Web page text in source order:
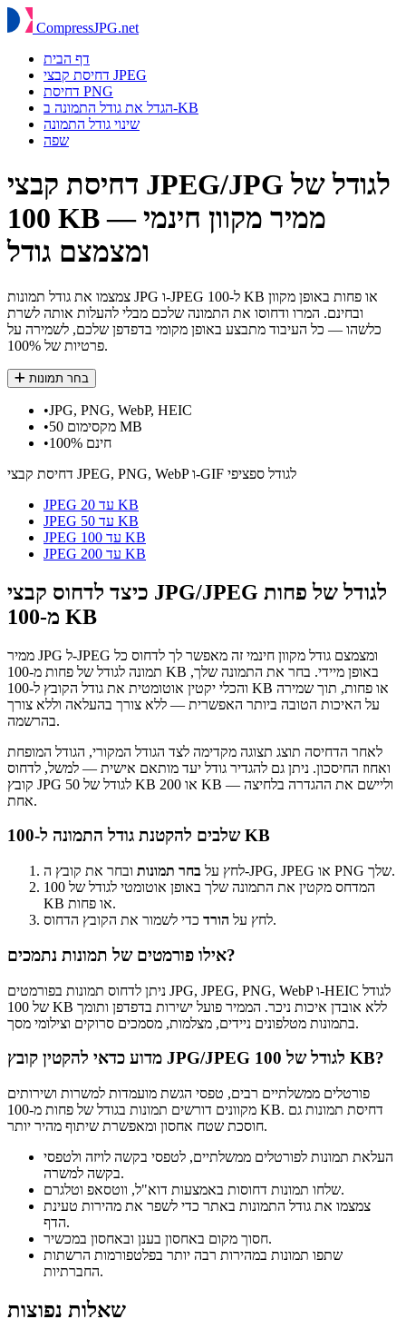
CompressJPG.net
דף הבית
דחיסת קבצי JPEG
דחיסת PNG
הגדל את גודל התמונה ב-KB
שינוי גודל התמונה
שפה
דחיסת קבצי JPEG/JPG לגודל של
100 KB — ממיר מקוון חינמי
ומצמצם גודל
צמצמו את גודל תמונות JPG ו-JPEG ל-100 KB או פחות באופן מקוון
ובחינם. המרו ודחוסו את התמונה שלכם מבלי להעלות אותה לשרת
כלשהו — כל העיבוד מתבצע באופן מקומי בדפדפן שלכם, לשמירה על
פרטיות של 100%.
בחר תמונות
•JPG, PNG, WebP, HEIC
•
מקסימום 50 MB
•
100% חינם
דחיסת קבצי JPEG, PNG, WebP ו-GIF לגודל ספציפי
JPEG עד 20 KB
JPEG עד 50 KB
JPEG עד 100 KB
JPEG עד 200 KB
כיצד לדחוס קבצי JPG/JPEG לגודל של פחות
מ-100 KB
ממיר JPG ל-JPEG ומצמצם גודל מקוון חינמי זה מאפשר לך לדחוס כל
תמונה לגודל של פחות מ-100 KB באופן מיידי. בחר את התמונה שלך,
והכלי יקטין אוטומטית את גודל הקובץ ל-100 KB או פחות, תוך שמירה
על האיכות הטובה ביותר האפשרית — ללא צורך בהעלאה וללא צורך
בהרשמה.
לאחר הדחיסה תוצג תצוגה מקדימה לצד הגודל המקורי, הגודל המופחת
ואחוז החיסכון. ניתן גם להגדיר גודל יעד מותאם אישית — למשל, לדחוס
קובץ JPG לגודל של 50 KB או 200 KB — וליישם את ההגדרה בלחיצה
אחת.
שלבים להקטנת גודל התמונה ל-100 KB
לחץ על בחר תמונות
ובחר את קובץ ה-JPG, JPEG או PNG שלך.
המדחס מקטין את התמונה שלך באופן אוטומטי לגודל של 100
KB או פחות.
לחץ על הורד כדי לשמור את הקובץ הדחוס.
אילו פורמטים של תמונות נתמכים?
ניתן לדחוס תמונות בפורמטים JPG, JPEG, PNG, WebP ו-HEIC לגודל
של 100 KB ללא אובדן איכות ניכר. הממיר פועל ישירות בדפדפן ותומך
בתמונות מטלפונים ניידים, מצלמות, מסמכים סרוקים וצילומי מסך.
מדוע כדאי להקטין קובץ JPG/JPEG לגודל של 100 KB?
פורטלים ממשלתיים רבים, טפסי הגשת מועמדות למשרות ושירותים
מקוונים דורשים תמונות בגודל של פחות מ-100 KB. דחיסת תמונות גם
חוסכת שטח אחסון ומאפשרת שיתוף מהיר יותר.
העלאת תמונות לפורטלים ממשלתיים, לטפסי בקשה לויזה ולטפסי
בקשה למשרה.
שלחו תמונות דחוסות באמצעות דוא"ל, ווטסאפ וטלגרם.
צמצמו את גודל התמונות באתר כדי לשפר את מהירות טעינת
הדף.
חסוך מקום באחסון בענן ובאחסון במכשיר.
שתפו תמונות במהירות רבה יותר בפלטפורמות הרשתות
החברתיות.
שאלות נפוצות